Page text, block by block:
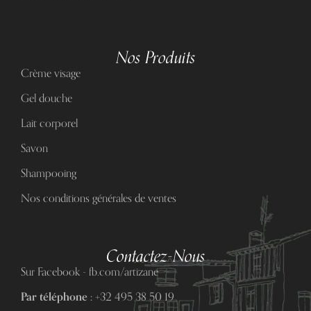
Nos Produits
Crème visage
Gel douche
Lait corporel
Savon
Shampooing
Nos conditions générales de ventes
Contactez-Nous
Sur Facebook - fb.com/artizane
Par téléphone :+32 495 38 50 19